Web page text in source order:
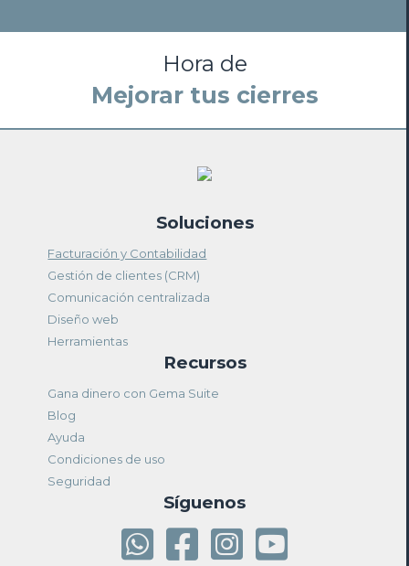
Hora de
Mejorar tus cierres
Soluciones
Facturación y Contabilidad
Gestión de clientes (CRM)
Comunicación centralizada
Diseño web
Herramientas
Recursos
Gana dinero con Gema Suite
Blog
Ayuda
Condiciones de uso
Seguridad
Síguenos